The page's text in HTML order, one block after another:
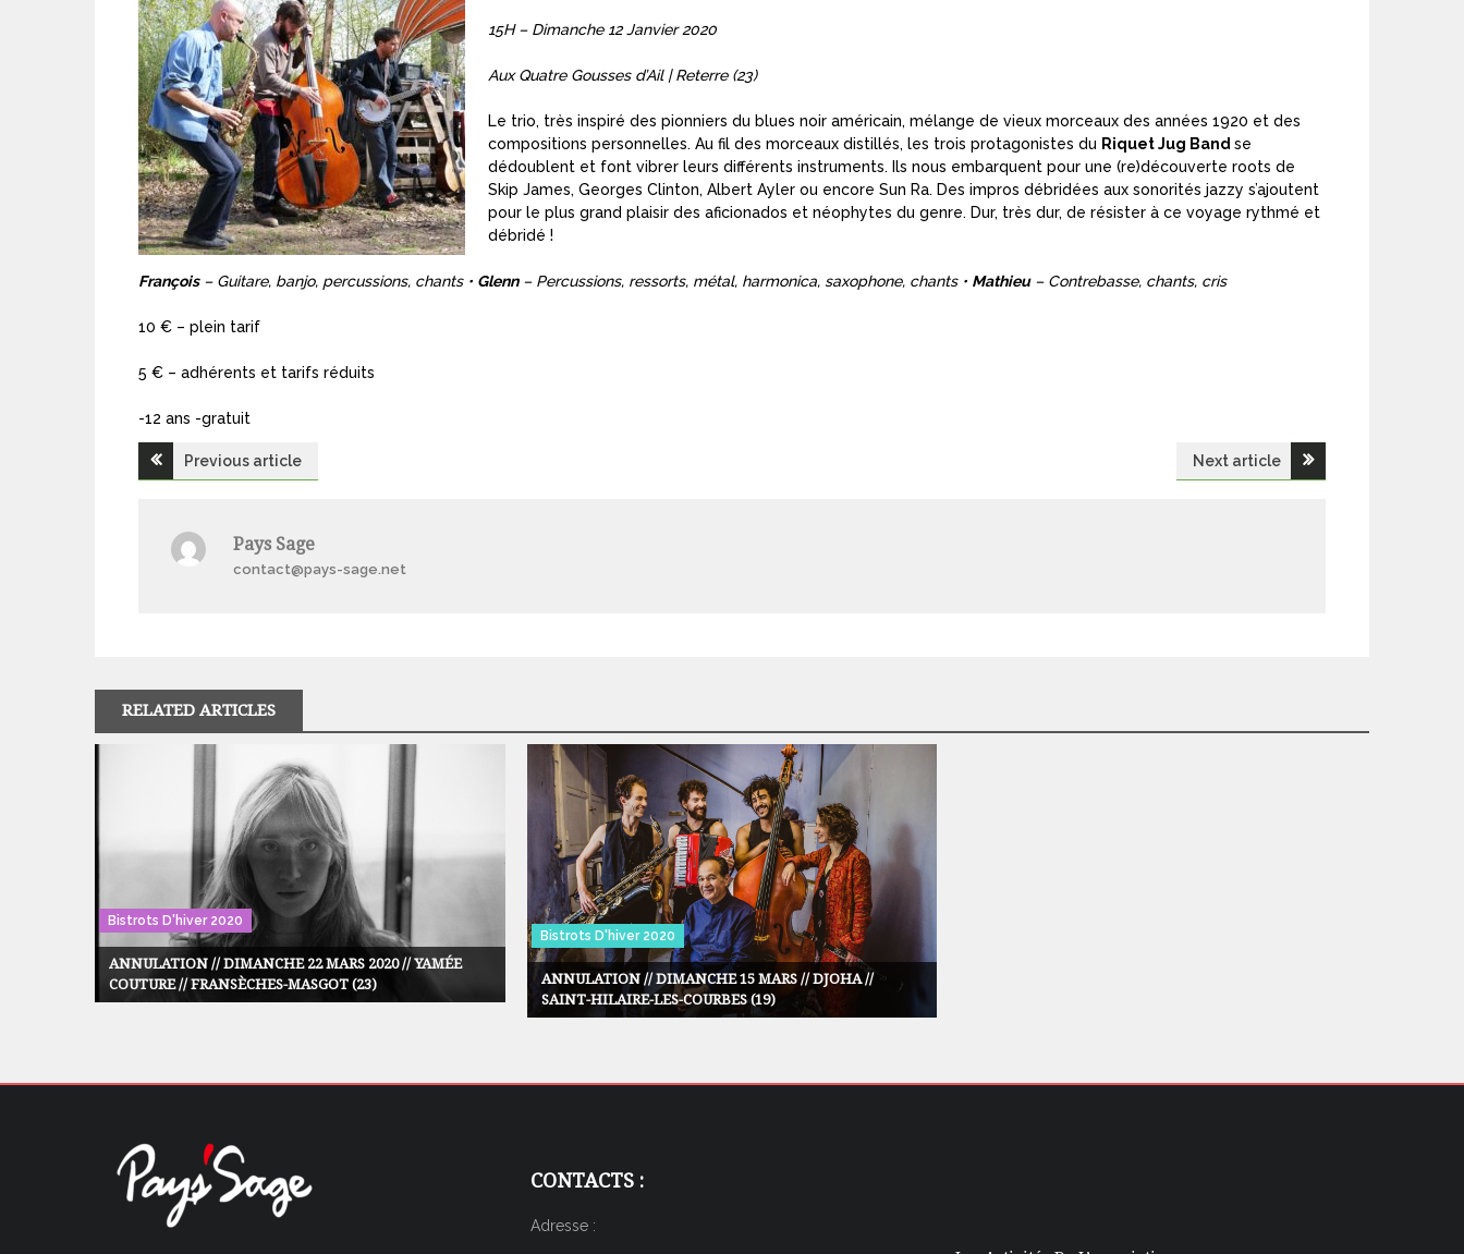
15H – Dimanche 12 Janvier 2020
Aux Quatre Gousses d’Ail | Reterre (23)
Le trio, très inspiré des pionniers du blues noir américain, mélange de vieux morceaux des années 1920 et des
compositions personnelles. Au fil des morceaux distillés, les trois protagonistes du Riquet Jug Band se
dédoublent et font vibrer leurs différents instruments. Ils nous embarquent pour une (re)découverte roots de
Skip James, Georges Clinton, Albert Ayler ou encore Sun Ra. Des impros débridées aux sonorités jazzy s’ajoutent
pour le plus grand plaisir des aficionados et néophytes du genre. Dur, très dur, de résister à ce voyage rythmé et
débridé !
François– Guitare, banjo, percussions, chants • Glenn– Percussions, ressorts, métal, harmonica, saxophone, chants • Mathieu– Contrebasse, chants, cris
10 € – plein tarif
5 € – adhérents et tarifs réduits
-12 ans -gratuit
Navigation
l’article
Previous article Next article
Pays Sage
contact@pays-sage.net
RELATED ARTICLES
Bistrots D'hiver 2020
ANNULATION // DIMANCHE 22 MARS 2020 // YAMÉE
COUTURE // FRANSÈCHES-MASGOT (23)
Bistrots D'hiver 2020
ANNULATION // DIMANCHE 15 MARS // DJOHA //
SAINT-HILAIRE-LES-COURBES (19)
CONTACTS :
Adresse :